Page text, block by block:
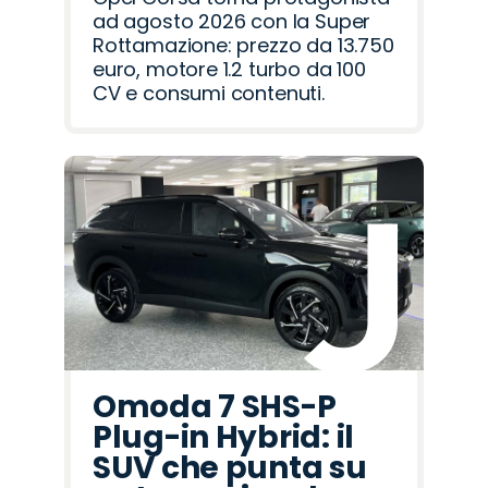
ad agosto 2026 con la Super
Rottamazione: prezzo da 13.750
euro, motore 1.2 turbo da 100
CV e consumi contenuti.
Omoda 7 SHS-P
Plug-in Hybrid: il
SUV che punta su